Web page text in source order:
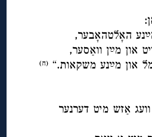
האָלטהאָבער,
און מײַן וואַסער,
און מײַנע משקאות.“(ח)
אַזש מיט דערנער